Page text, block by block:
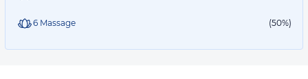
6 Massage (50%)